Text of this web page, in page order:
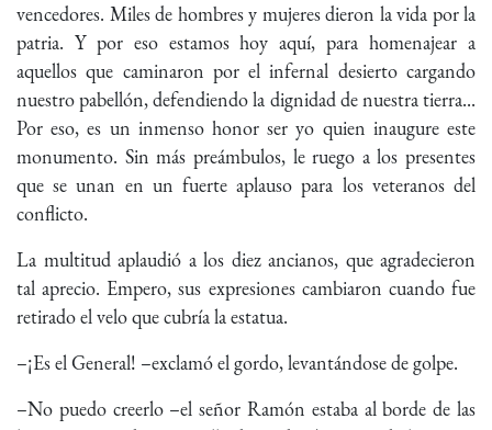
vencedores. Miles de hombres y mujeres dieron la vida por la
patria. Y por eso estamos hoy aquí, para homenajear a
aquellos que caminaron por el infernal desierto cargando
nuestro pabellón, defendiendo la dignidad de nuestra tierra...
Por eso, es un inmenso honor ser yo quien inaugure este
monumento. Sin más preámbulos, le ruego a los presentes
que se unan en un fuerte aplauso para los veteranos del
conflicto.
La multitud aplaudió a los diez ancianos, que agradecieron
tal aprecio. Empero, sus expresiones cambiaron cuando fue
retirado el velo que cubría la estatua.
–¡Es el General! –exclamó el gordo, levantándose de golpe.
–No puedo creerlo –el señor Ramón estaba al borde de las